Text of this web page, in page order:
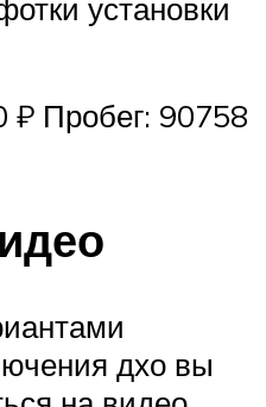
установки
₽ Пробег: 90758
дхо вы